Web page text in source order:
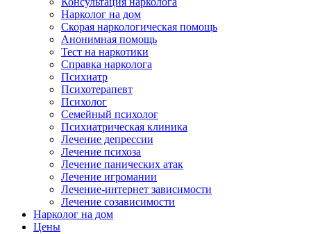
Нарколог на дом
Скорая наркологическая помощь
Анонимная помощь
Тест на наркотики
Справка нарколога
Психиатр
Психотерапевт
Психолог
Семейный психолог
Психиатрическая клиника
Лечение депрессии
Лечение психоза
Лечение панических атак
Лечение игромании
Лечение-интернет зависимости
Лечение созависимости
Нарколог на дом
Цены